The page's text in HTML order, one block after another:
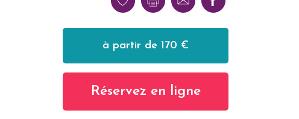
à partir de 170 €
Réservez en ligne